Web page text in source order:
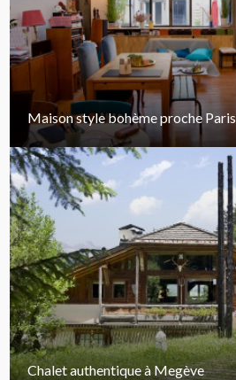
Maison style bohème proche Paris
Chalet authentique à Megève